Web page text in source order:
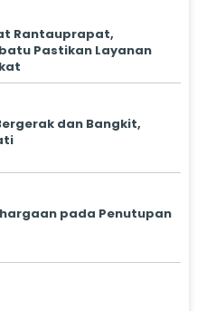
Rantauprapat,
Pastikan Layanan
dan Bangkit,
pada Penutupan